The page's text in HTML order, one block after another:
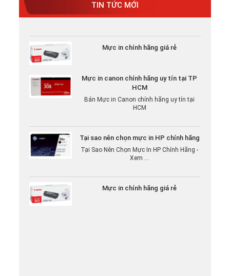
TIN TỨC MỚI
Tại Sao Nên Chọn Mực In HP Chính Hãng -
Mực in chính hãng giá rẻ
HCM
HCM
Xem ...
Mực in chính hãng giá rẻ